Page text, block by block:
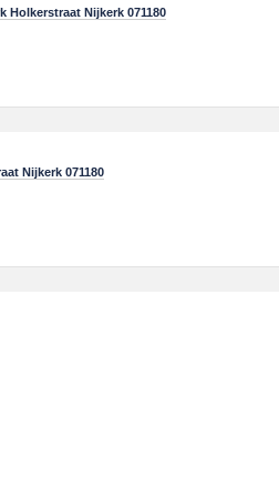
Holkerstraat Nijkerk 071180
Nijkerk 071180